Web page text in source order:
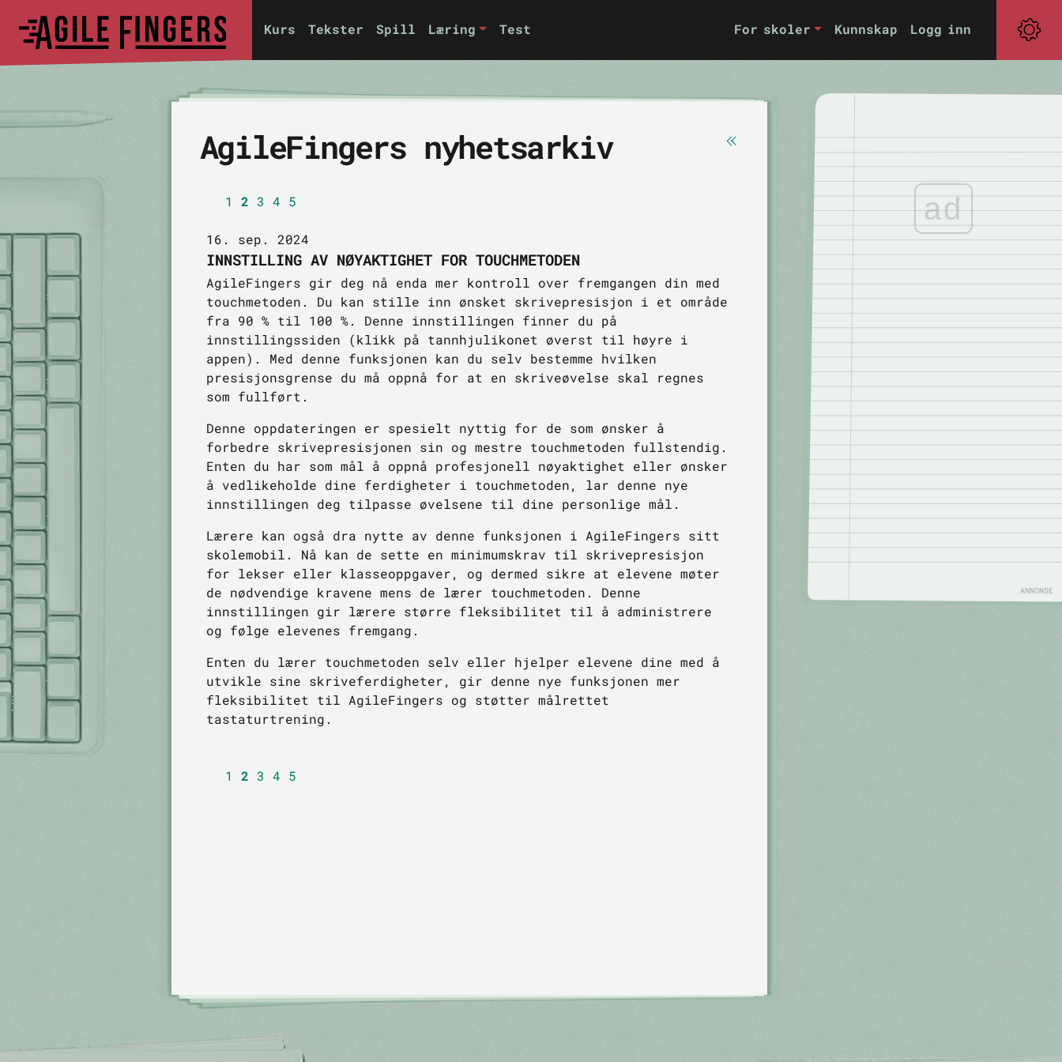
Kurs Tekster Spill Læring Test For skoler Kunnskap Logg inn
AgileFingers nyhetsarkiv
1 2 3 4 5
16. sep. 2024
INNSTILLING AV NØYAKTIGHET FOR TOUCHMETODEN
AgileFingers gir deg nå enda mer kontroll over fremgangen din med
touchmetoden. Du kan stille inn ønsket skrivepresisjon i et område
fra 90 % til 100 %. Denne innstillingen finner du på
innstillingssiden (klikk på tannhjulikonet øverst til høyre i
appen). Med denne funksjonen kan du selv bestemme hvilken
presisjonsgrense du må oppnå for at en skriveøvelse skal regnes
som fullført.
Denne oppdateringen er spesielt nyttig for de som ønsker å
forbedre skrivepresisjonen sin og mestre touchmetoden fullstendig.
Enten du har som mål å oppnå profesjonell nøyaktighet eller ønsker
å vedlikeholde dine ferdigheter i touchmetoden, lar denne nye
innstillingen deg tilpasse øvelsene til dine personlige mål.
Lærere kan også dra nytte av denne funksjonen i AgileFingers sitt
skolemobil. Nå kan de sette en minimumskrav til skrivepresisjon
for lekser eller klasseoppgaver, og dermed sikre at elevene møter
de nødvendige kravene mens de lærer touchmetoden. Denne
innstillingen gir lærere større fleksibilitet til å administrere
og følge elevenes fremgang.
Enten du lærer touchmetoden selv eller hjelper elevene dine med å
utvikle sine skriveferdigheter, gir denne nye funksjonen mer
fleksibilitet til AgileFingers og støtter målrettet
tastaturtrening.
1 2 3 4 5
ad
ANNONSE